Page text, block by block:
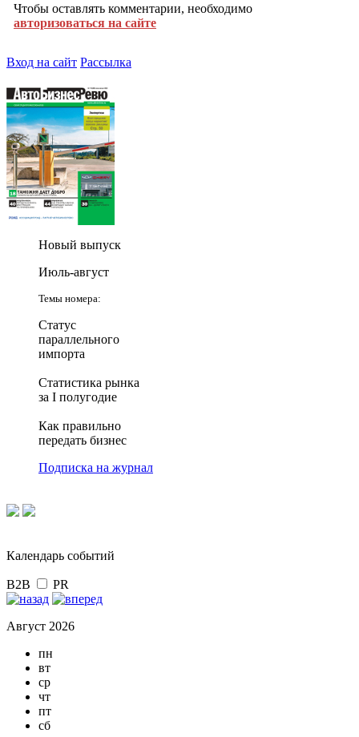
Чтобы оставлять комментарии, необходимо
авторизоваться на сайте
Вход на сайт Рассылка
Новый выпуск
Июль-август
Темы номера:
Статус
параллельного
импорта
Статистика рынка
за I полугодие
Как правильно
передать бизнес
Подписка на журнал
Календарь событий
B2B PR
Август 2026
пн
вт
ср
чт
пт
сб